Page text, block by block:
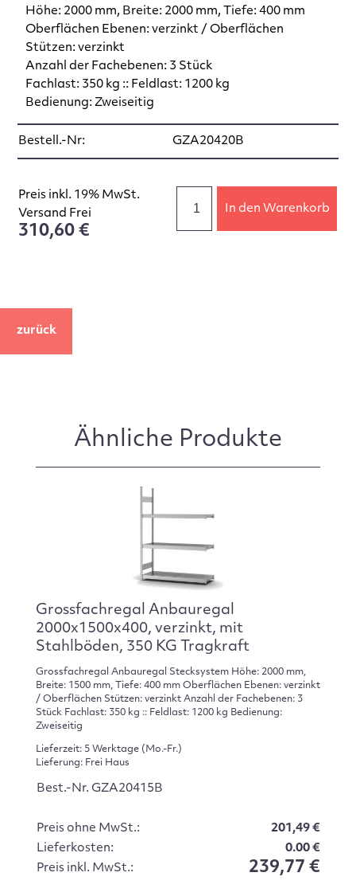
Höhe: 2000 mm, Breite: 2000 mm, Tiefe: 400 mm
Oberflächen Ebenen: verzinkt / Oberflächen
Stützen: verzinkt
Anzahl der Fachebenen: 3 Stück
Fachlast: 350 kg :: Feldlast: 1200 kg
Bedienung: Zweiseitig
Bestell.-Nr: GZA20420B
Preis inkl. 19% MwSt.
Versand Frei
310,60 €
In den Warenkorb
zurück
Ähnliche Produkte
Grossfachregal Anbauregal
2000x1500x400, verzinkt, mit
Stahlböden, 350 KG Tragkraft
Grossfachregal Anbauregal Stecksystem Höhe: 2000 mm,
Breite: 1500 mm, Tiefe: 400 mm Oberflächen Ebenen: verzinkt
/ Oberflächen Stützen: verzinkt Anzahl der Fachebenen: 3
Stück Fachlast: 350 kg :: Feldlast: 1200 kg Bedienung:
Zweiseitig
Lieferzeit: 5 Werktage (Mo.-Fr.)
Lieferung: Frei Haus
Best.-Nr. GZA20415B
Preis ohne MwSt.:
201,49 €
Lieferkosten:
0.00 €
Preis inkl. MwSt.:
239,77 €